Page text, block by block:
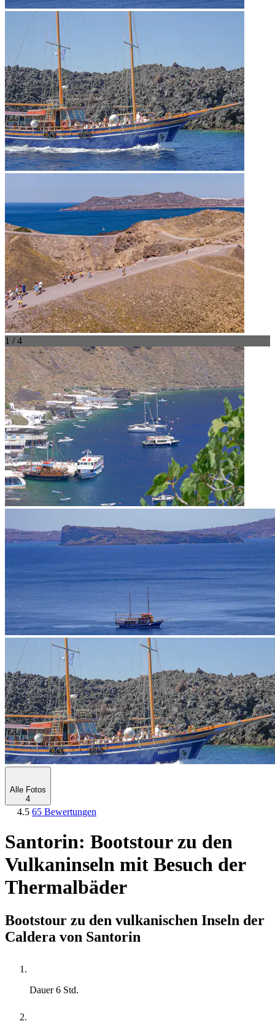
1 / 4
Alle Fotos
4
4.5 65 Bewertungen
Santorin: Bootstour zu den
Vulkaninseln mit Besuch der
Thermalbäder
Bootstour zu den vulkanischen Inseln der
Caldera von Santorin
Dauer6 Std.